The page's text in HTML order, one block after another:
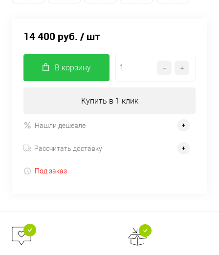
14 400 руб. / шт
В корзину
Купить в 1 клик
Нашли дешевле
Рассчитать доставку
Под заказ